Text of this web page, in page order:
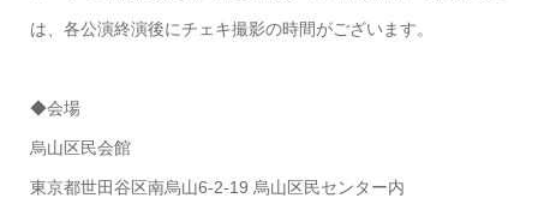
は、各公演終演後にチェキ撮影の時間がございます。
◆会場
烏山区民会館
東京都世田谷区南烏山6-2-19 烏山区民センター内